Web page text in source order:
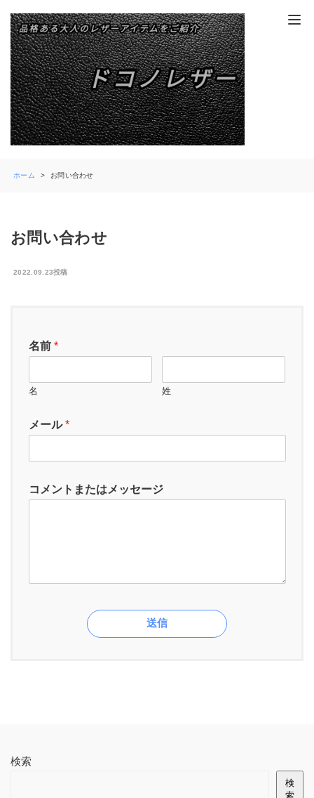
ホーム お問い合わせ
お問い合わせ
2022.09.23投稿
名前 *
名 姓
メール*
コメントまたはメッセージ
送信
検索
検
索